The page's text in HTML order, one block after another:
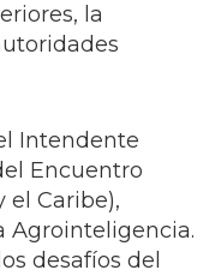
la
Intendente
Encuentro
el Caribe),
Agrointeligencia.
desafíos del